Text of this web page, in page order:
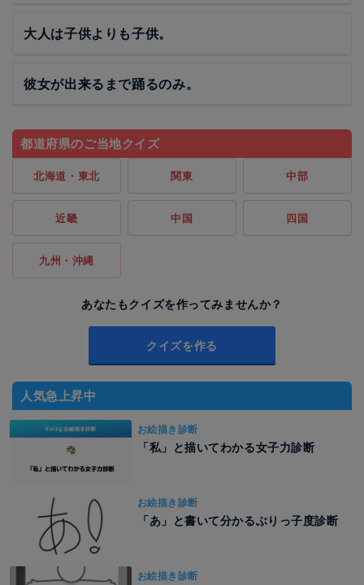
大人は子供よりも子供。
彼女が出来るまで踊るのみ。
都道府県のご当地クイズ
北海道・東北 関東 中部
近畿 中国 四国
九州・沖縄
あなたもクイズを作ってみませんか？
クイズを作る
人気急上昇中
お絵描き診断
「私」と描いてわかる女子力診断
お絵描き診断
「あ」と書いて分かるぶりっ子度診断
お絵描き診断